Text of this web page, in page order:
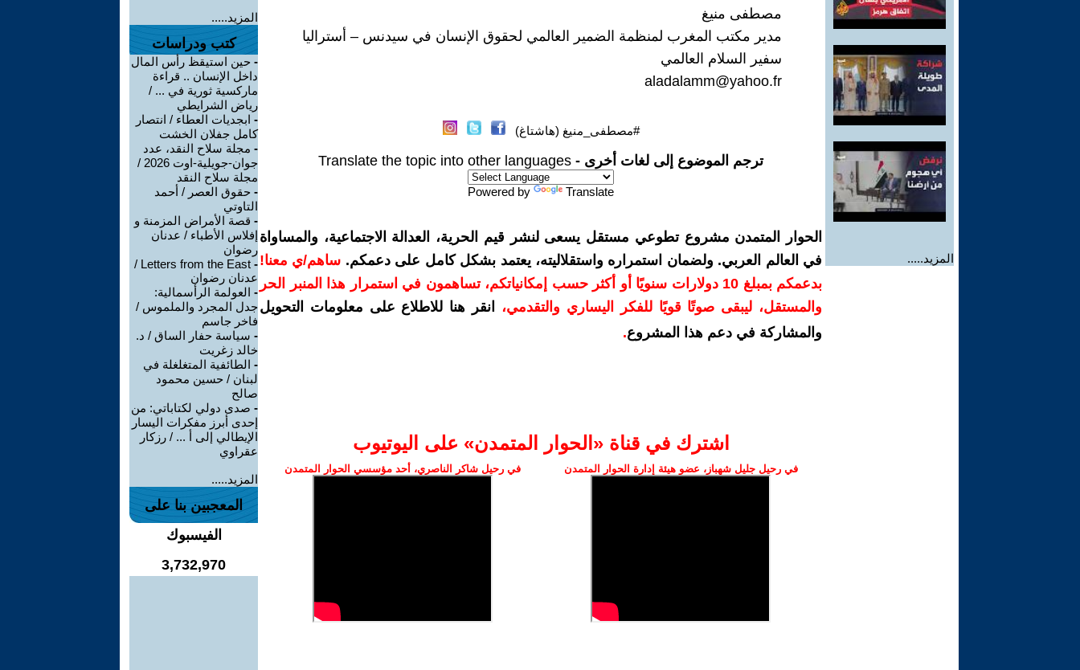
المزيد.....
مصطفى منيغ
مدير مكتب المغرب لمنظمة الضمير العالمي لحقوق الإنسان في سيدنس – أستراليا
سفير السلام العالمي
aladalamm@yahoo.fr
#مصطفى_منيغ (هاشتاغ)
ترجم الموضوع إلى لغات أخرى - Translate the topic into other languages
Powered by Translate
الحوار المتمدن مشروع تطوعي مستقل يسعى لنشر قيم الحرية، العدالة الاجتماعية، والمساواة
في العالم العربي. ولضمان استمراره واستقلاليته، يعتمد بشكل كامل على دعمكم. ساهم/ي معنا!
بدعمكم بمبلغ 10 دولارات سنويًا أو أكثر حسب إمكانياتكم، تساهمون في استمرار هذا المنبر الحر
والمستقل، ليبقى صوتًا قويًا للفكر اليساري والتقدمي،
انقر هنا للاطلاع على معلومات التحويل
والمشاركة في دعم هذا المشروع.
اشترك في قناة ‫«الحوار المتمدن» على اليوتيوب
في رحيل جليل شهباز، عضو هيئة إدارة الحوار المتمدن في رحيل شاكر الناصري، أحد مؤسسي الحوار المتمدن
المزيد.....
كتب ودراسات
- حين استيقظ رأس المال
داخل الإنسان .. قراءة
ماركسية ثورية في ... /
رياض الشرايطي
- ابجديات العطاء / انتصار
كامل جفلان الخشت
- مجلة سلاح النقد، عدد
جوان-جويلية-اوت 2026 /
مجلة سلاح النقد
- حقوق العصر / أحمد
التاوتي
- قصة الأمراض المزمنة و
إفلاس الأطباء / عدنان
رضوان
-
Letters from the East /
عدنان رضوان
- العولمة الرأسمالية:
جدل المجرد والملموس /
فاخر جاسم
- سياسة حفار الساق / د.
خالد زغريت
- الطائفية المتغلغلة في
لبنان / حسين محمود
صالح
- صدى دولي لكتاباتي: من
إحدى أبرز مفكرات اليسار
الإيطالي إلى أ ... / رزكار
عقراوي
المزيد.....
المعجبين بنا على
الفيسبوك
3,732,970